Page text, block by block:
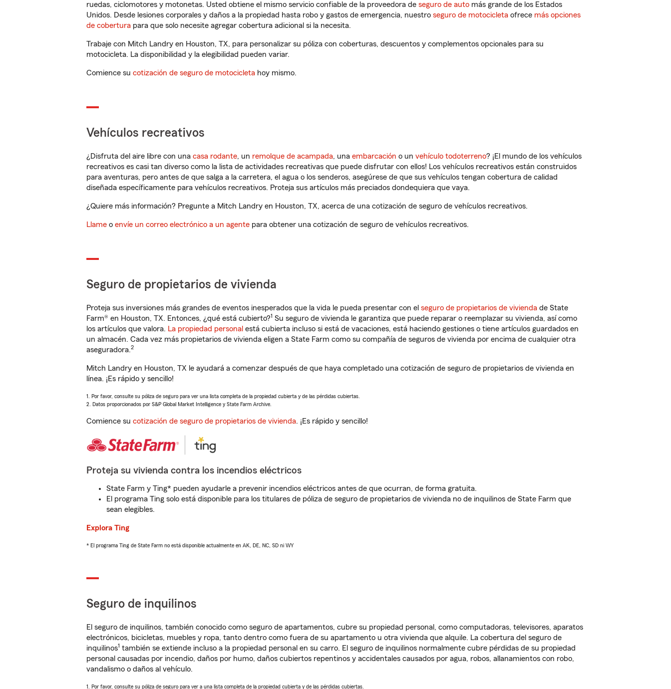
ruedas, ciclomotores y motonetas. Usted obtiene el mismo servicio confiable de la proveedora de seguro de auto más grande de los Estados
Unidos. Desde lesiones corporales y daños a la propiedad hasta robo y gastos de emergencia, nuestro seguro de motocicleta ofrece más opciones
de cobertura para que solo necesite agregar cobertura adicional si la necesita.
Trabaje con Mitch Landry en Houston, TX, para personalizar su póliza con coberturas, descuentos y complementos opcionales para su
motocicleta. La disponibilidad y la elegibilidad pueden variar.
Comience su cotización de seguro de motocicleta hoy mismo.
Vehículos recreativos
¿Disfruta del aire libre con una casa rodante, un remolque de acampada, una embarcación o un vehículo todoterreno? ¡El mundo de los vehículos
recreativos es casi tan diverso como la lista de actividades recreativas que puede disfrutar con ellos! Los vehículos recreativos están construidos
para aventuras, pero antes de que salga a la carretera, el agua o los senderos, asegúrese de que sus vehículos tengan cobertura de calidad
diseñada específicamente para vehículos recreativos. Proteja sus artículos más preciados dondequiera que vaya.
¿Quiere más información? Pregunte a Mitch Landry en Houston, TX, acerca de una cotización de seguro de vehículos recreativos.
Llame o envíe un correo electrónico a un agente para obtener una cotización de seguro de vehículos recreativos.
Seguro de propietarios de vivienda
Proteja sus inversiones más grandes de eventos inesperados que la vida le pueda presentar con el seguro de propietarios de vivienda de State
Farm® en Houston, TX. Entonces, ¿qué está cubierto?1 Su seguro de vivienda le garantiza que puede reparar o reemplazar su vivienda, así como
los artículos que valora. La propiedad personal está cubierta incluso si está de vacaciones, está haciendo gestiones o tiene artículos guardados en
un almacén. Cada vez más propietarios de vivienda eligen a State Farm como su compañía de seguros de vivienda por encima de cualquier otra
aseguradora.2
Mitch Landry en Houston, TX le ayudará a comenzar después de que haya completado una cotización de seguro de propietarios de vivienda en
línea. ¡Es rápido y sencillo!
1. Por favor, consulte su póliza de seguro para ver una lista completa de la propiedad cubierta y de las pérdidas cubiertas.
2. Datos proporcionados por S&P Global Market Intelligence y State Farm Archive.
Comience su cotización de seguro de propietarios de vivienda. ¡Es rápido y sencillo!
Proteja su vivienda contra los incendios eléctricos
State Farm y Ting* pueden ayudarle a prevenir incendios eléctricos antes de que ocurran, de forma gratuita.
El programa Ting solo está disponible para los titulares de póliza de seguro de propietarios de vivienda no de inquilinos de State Farm que
sean elegibles.
Explora Ting
* El programa Ting de State Farm no está disponible actualmente en AK, DE, NC, SD ni WY
Seguro de inquilinos
El seguro de inquilinos, también conocido como seguro de apartamentos, cubre su propiedad personal, como computadoras, televisores, aparatos
electrónicos, bicicletas, muebles y ropa, tanto dentro como fuera de su apartamento u otra vivienda que alquile. La cobertura del seguro de
inquilinos1 también se extiende incluso a la propiedad personal en su carro. El seguro de inquilinos normalmente cubre pérdidas de su propiedad
personal causadas por incendio, daños por humo, daños cubiertos repentinos y accidentales causados por agua, robos, allanamientos con robo,
vandalismo o daños al vehículo.
1. Por favor, consulte su póliza de seguro para ver a una lista completa de la propiedad cubierta y de las pérdidas cubiertas.